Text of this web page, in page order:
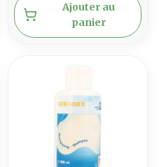
Ajouter au
panier